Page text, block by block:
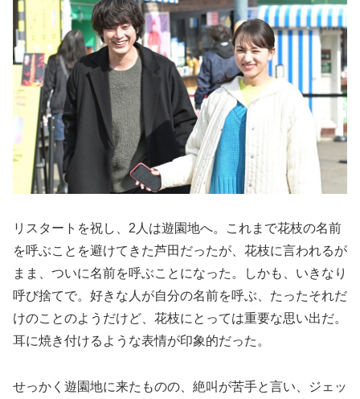
リスタートを祝し、2人は遊園地へ。これまで花枝の名前
を呼ぶことを避けてきた芦田だったが、花枝に言われるが
まま、ついに名前を呼ぶことになった。しかも、いきなり
呼び捨てで。好きな人が自分の名前を呼ぶ、たったそれだ
けのことのようだけど、花枝にとっては重要な思い出だ。
耳に焼き付けるような表情が印象的だった。
せっかく遊園地に来たものの、絶叫が苦手と言い、ジェッ